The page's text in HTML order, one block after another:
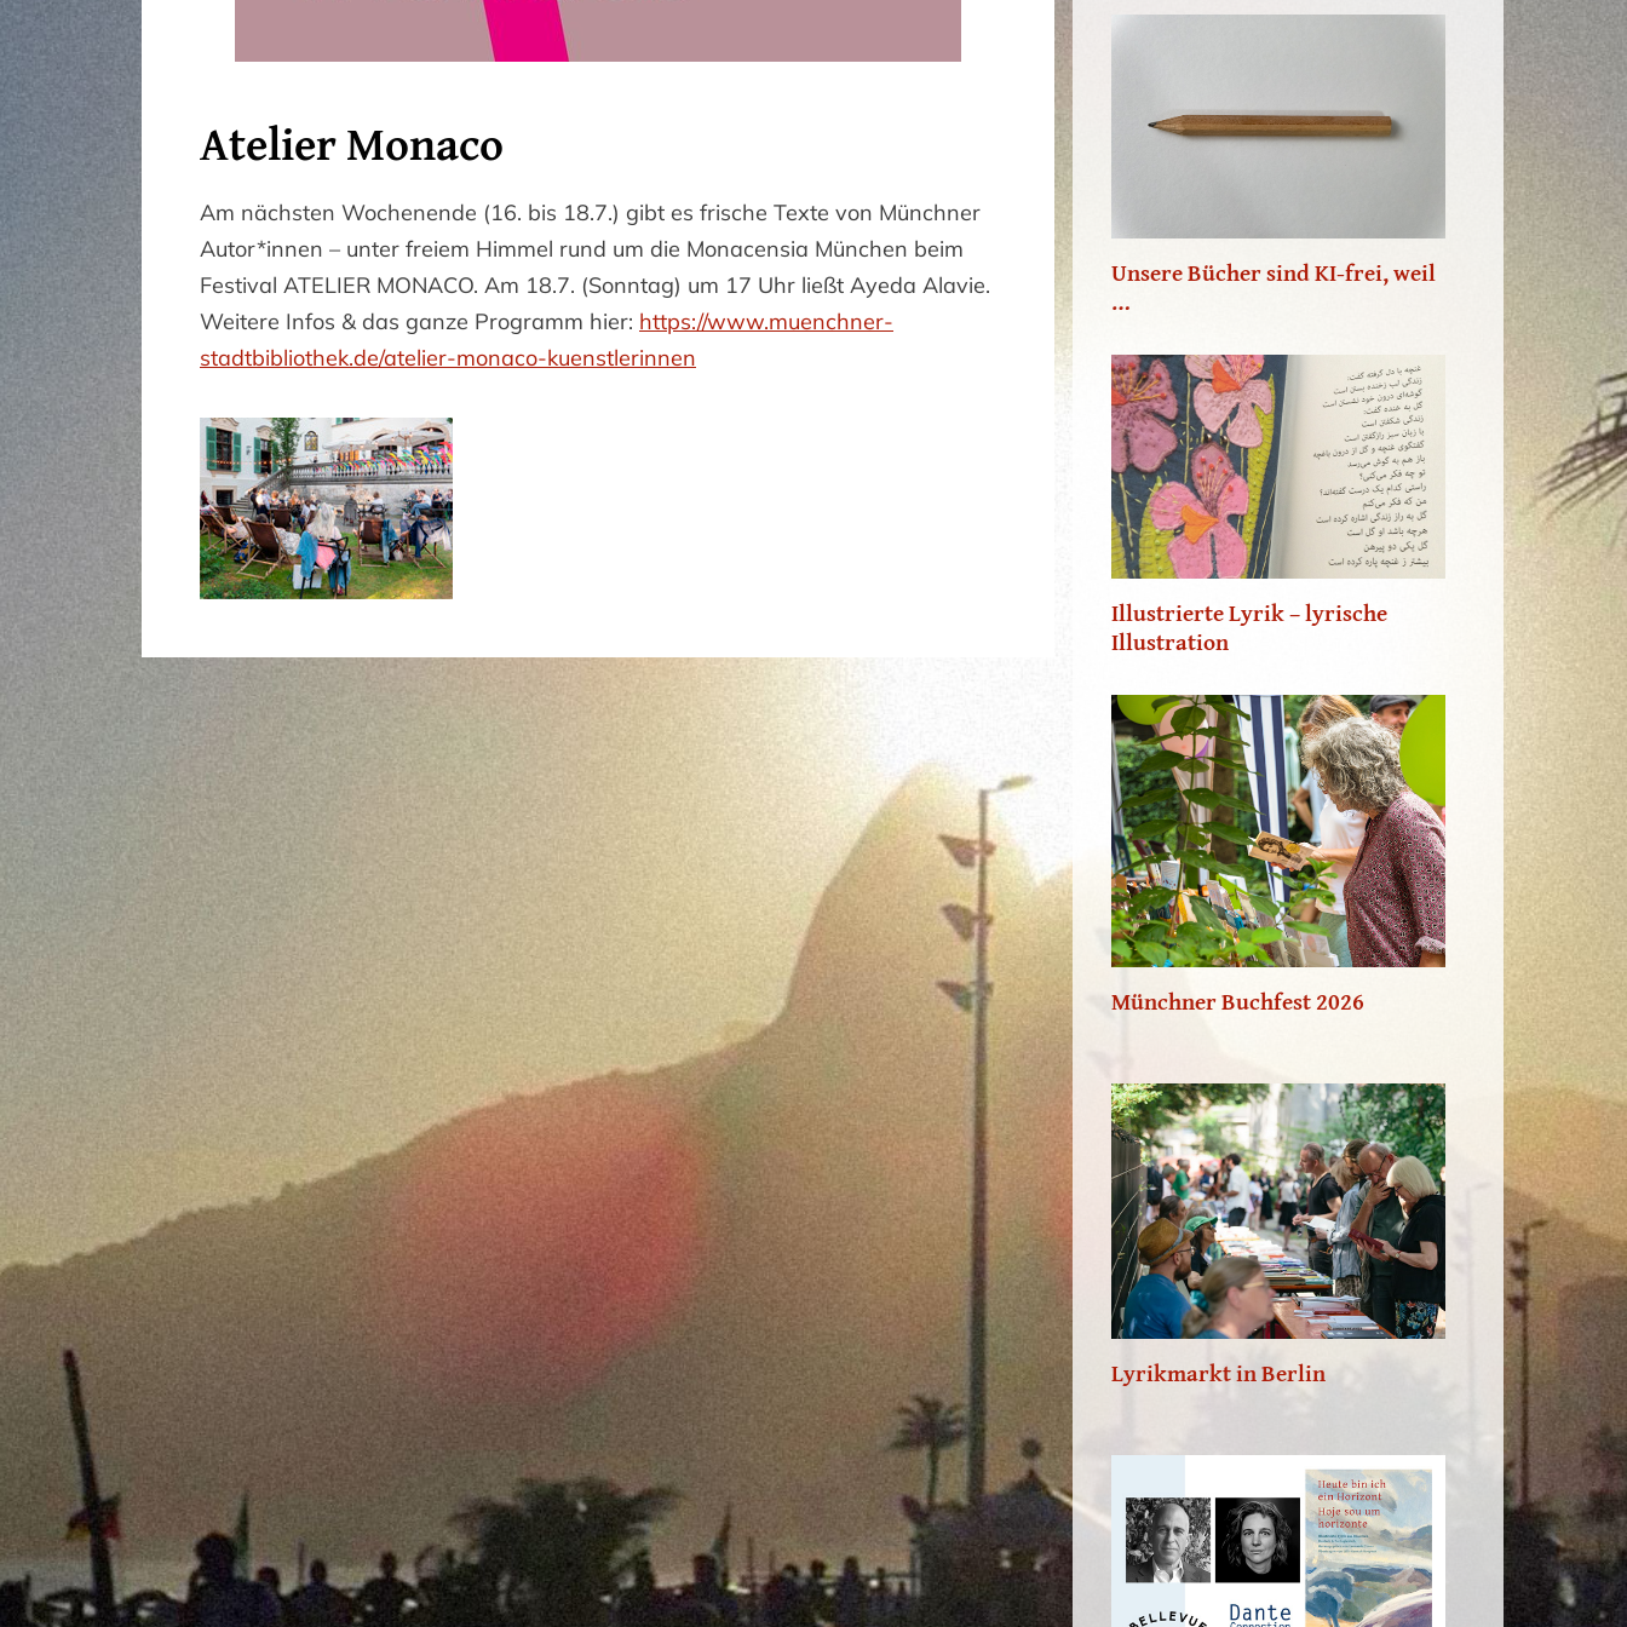
Atelier Monaco
Am nächsten Wochenende (16. bis 18.7.) gibt es frische Texte von Münchner
Autor*innen – unter freiem Himmel rund um die Monacensia München beim
Festival ATELIER MONACO. Am 18.7. (Sonntag) um 17 Uhr ließt Ayeda Alavie.
Weitere Infos & das ganze Programm hier: https://www.muenchner-
stadtbibliothek.de/atelier-monaco-kuenstlerinnen
Unsere Bücher sind KI-frei, weil
…
Illustrierte Lyrik – lyrische
Illustration
Münchner Buchfest 2026
Lyrikmarkt in Berlin